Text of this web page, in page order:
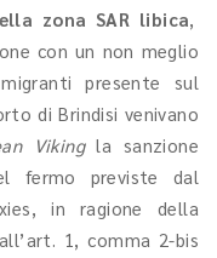
zona SAR libica,
con un non meglio
presente sul
di Brindisi venivano
Vikingla sanzione
fermo previste dal
in ragione della
1, comma 2-bis